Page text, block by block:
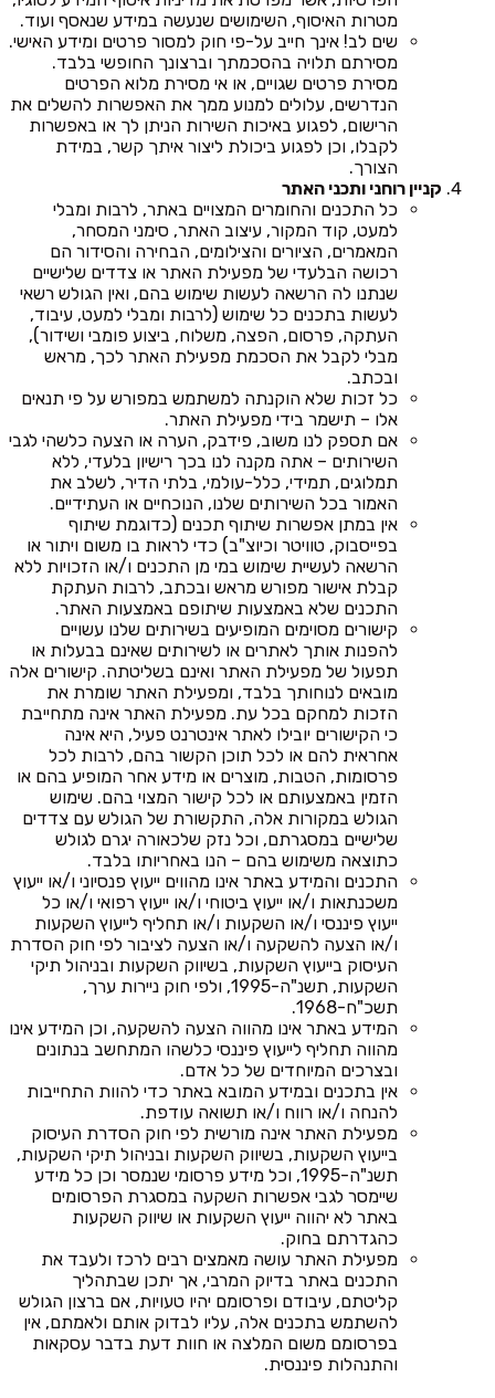
מטרות האיסוף, השימושים שנעשה במידע שנאסף ועוד.
שים לב! אינך חייב על-פי חוק למסור פרטים ומידע האישי.
מסירתם תלויה בהסכמתך וברצונך החופשי בלבד.
מסירת פרטים שגויים, או אי מסירת מלוא הפרטים
הנדרשים, עלולים למנוע ממך את האפשרות להשלים את
הרישום, לפגוע באיכות השירות הניתן לך או באפשרות
לקבלו, וכן לפגוע ביכולת ליצור איתך קשר, במידת
הצורך.
קניין רוחני ותכני האתר
כל התכנים והחומרים המצויים באתר, לרבות ומבלי
למעט, קוד המקור, עיצוב האתר, סימני המסחר,
המאמרים, הציורים והצילומים, הבחירה והסידור הם
רכושה הבלעדי של מפעילת האתר או צדדים שלישיים
שנתנו לה הרשאה לעשות שימוש בהם, ואין הגולש רשאי
לעשות בתכנים כל שימוש (לרבות ומבלי למעט, עיבוד,
העתקה, פרסום, הפצה, משלוח, ביצוע פומבי ושידור),
מבלי לקבל את הסכמת מפעילת האתר לכך, מראש
ובכתב.
כל זכות שלא הוקנתה למשתמש במפורש על פי תנאים
אלו – תישמר בידי מפעילת האתר.
אם תספק לנו משוב, פידבק, הערה או הצעה כלשהי לגבי
השירותים – אתה מקנה לנו בכך רישיון בלעדי, ללא
תמלוגים, תמידי, כלל-עולמי, בלתי הדיר, לשלב את
האמור בכל השירותים שלנו, הנוכחיים או העתידיים.
אין במתן אפשרות שיתוף תכנים (כדוגמת שיתוף
בפייסבוק, טוויטר וכיוצ"ב) כדי לראות בו משום ויתור או
הרשאה לעשיית שימוש במי מן התכנים ו/או הזכויות ללא
קבלת אישור מפורש מראש ובכתב, לרבות העתקת
התכנים שלא באמצעות שיתופם באמצעות האתר.
קישורים מסוימים המופיעים בשירותים שלנו עשויים
להפנות אותך לאתרים או לשירותים שאינם בבעלות או
תפעול של מפעילת האתר ואינם בשליטתה. קישורים אלה
מובאים לנוחותך בלבד, ומפעילת האתר שומרת את
הזכות למחקם בכל עת. מפעילת האתר אינה מתחייבת
כי הקישורים יובילו לאתר אינטרנט פעיל, היא אינה
אחראית להם או לכל תוכן הקשור בהם, לרבות לכל
פרסומות, הטבות, מוצרים או מידע אחר המופיע בהם או
הזמין באמצעותם או לכל קישור המצוי בהם. שימוש
הגולש במקורות אלה, התקשורת של הגולש עם צדדים
שלישיים במסגרתם, וכל נזק שלכאורה יגרם לגולש
כתוצאה משימוש בהם – הנו באחריותו בלבד.
התכנים והמידע באתר אינו מהווים ייעוץ פנסיוני ו/או ייעוץ
משכנתאות ו/או ייעוץ ביטוחי ו/או ייעוץ רפואי ו/או כל
ייעוץ פיננסי ו/או השקעות ו/או תחליף לייעוץ השקעות
ו/או הצעה להשקעה ו/או הצעה לציבור לפי חוק הסדרת
העיסוק בייעוץ השקעות, בשיווק השקעות ובניהול תיקי
השקעות, תשנ"ה-1995, ולפי חוק ניירות ערך,
תשכ"ח-1968.
המידע באתר אינו מהווה הצעה להשקעה, וכן המידע אינו
מהווה תחליף לייעוץ פיננסי כלשהו המתחשב בנתונים
ובצרכים המיוחדים של כל אדם.
אין בתכנים ובמידע המובא באתר כדי להוות התחייבות
להנחה ו/או רווח ו/או תשואה עודפת.
מפעילת האתר אינה מורשית לפי חוק הסדרת העיסוק
בייעוץ השקעות, בשיווק השקעות ובניהול תיקי השקעות,
תשנ"ה-1995, וכל מידע פרסומי שנמסר וכן כל מידע
שיימסר לגבי אפשרות השקעה במסגרת הפרסומים
באתר לא יהווה ייעוץ השקעות או שיווק השקעות
כהגדרתם בחוק.
מפעילת האתר עושה מאמצים רבים לרכז ולעבד את
התכנים באתר בדיוק המרבי, אך יתכן שבתהליך
קליטתם, עיבודם ופרסומם יהיו טעויות, אם ברצון הגולש
להשתמש בתכנים אלה, עליו לבדוק אותם ולאמתם, אין
בפרסומם משום המלצה או חוות דעת בדבר עסקאות
והתנהלות פיננסית.